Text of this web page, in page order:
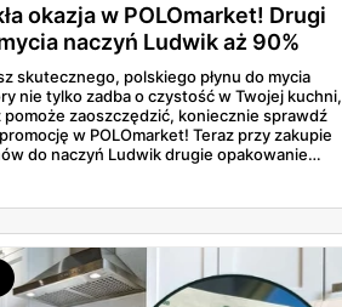
okazja w POLOmarket! Drugi
naczyń Ludwik aż 90%
skutecznego, polskiego płynu do mycia
nie tylko zadba o czystość w Twojej kuchni,
pomoże zaoszczędzić, koniecznie sprawdź
w POLOmarket! Teraz przy zakupie
do naczyń Ludwik drugie opakowanie